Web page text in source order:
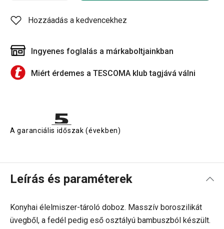
Hozzáadás a kedvencekhez
Ingyenes foglalás a márkaboltjainkban
Miért érdemes a TESCOMA klub tagjává válni
A garanciális időszak (években)
Leírás és paraméterek
Konyhai élelmiszer-tároló doboz. Masszív boroszilikát
üvegből, a fedél pedig eső osztályú bambuszból készült.